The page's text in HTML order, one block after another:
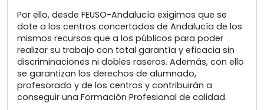
Por ello, desde FEUSO-Andalucía exigimos que se
dote a los centros concertados de Andalucía de los
mismos recursos que a los públicos para poder
realizar su trabajo con total garantía y eficacia sin
discriminaciones ni dobles raseros. Además, con ello
se garantizan los derechos de alumnado,
profesorado y de los centros y contribuirán a
conseguir una Formación Profesional de calidad.